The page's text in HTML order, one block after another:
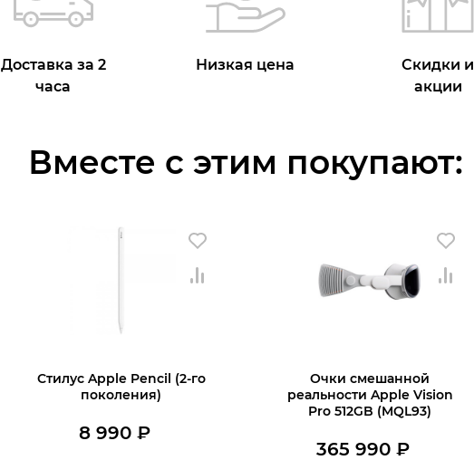
Доставка за 2
часа
Низкая цена
Скидки и
акции
Вместе с этим покупают:
Стилус Apple Pencil (2-го
поколения)
8 990 ₽
Очки смешанной
реальности Apple Vision
Pro 512GB (MQL93)
365 990₽